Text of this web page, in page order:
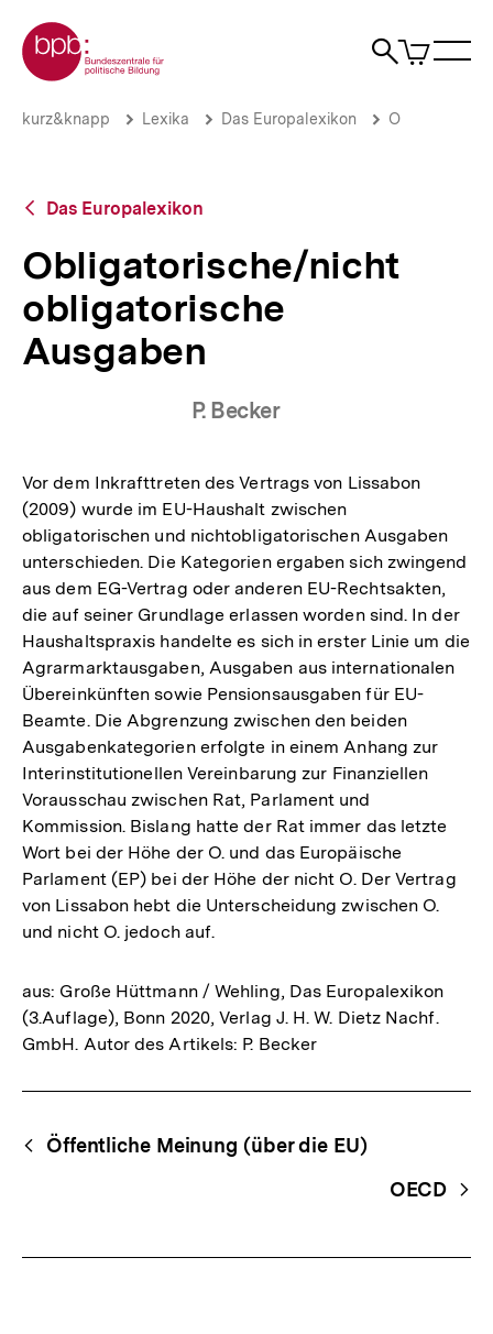
zum
Seiteninhalt
springen
Zur Startseite der bpb
Suche
Artikel
im
Obligatorische/nicht
bpb.de
Brotkrümelnavigation
Pfadnavigation
kurz&knapp Lexika Das Europalexikon O
Zurück
Übersicht
Das Europalexikon
Obligatorische/nicht
obligatorische
Ausgaben
P. Becker
Vor dem Inkrafttreten des Vertrags von Lissabon
(2009) wurde im EU-Haushalt zwischen
obligatorischen und nichtobligatorischen Ausgaben
unterschieden. Die Kategorien ergaben sich zwingend
aus dem EG-Vertrag oder anderen EU-Rechtsakten,
die auf seiner Grundlage erlassen worden sind. In der
Haushaltspraxis handelte es sich in erster Linie um die
Agrarmarktausgaben, Ausgaben aus internationalen
Übereinkünften sowie Pensionsausgaben für EU-
Beamte. Die Abgrenzung zwischen den beiden
Ausgabenkategorien erfolgte in einem Anhang zur
Interinstitutionellen Vereinbarung zur Finanziellen
Vorausschau zwischen Rat, Parlament und
Kommission. Bislang hatte der Rat immer das letzte
Wort bei der Höhe der O. und das Europäische
Parlament (EP) bei der Höhe der nicht O. Der Vertrag
von Lissabon hebt die Unterscheidung zwischen O.
und nicht O. jedoch auf.
aus: Große Hüttmann / Wehling, Das Europalexikon
(3.Auflage), Bonn 2020, Verlag J. H. W. Dietz Nachf.
GmbH. Autor des Artikels: P. Becker
Begriffsnavigation
Content-
Navigation
Öffentliche Meinung (über die EU)
OECD